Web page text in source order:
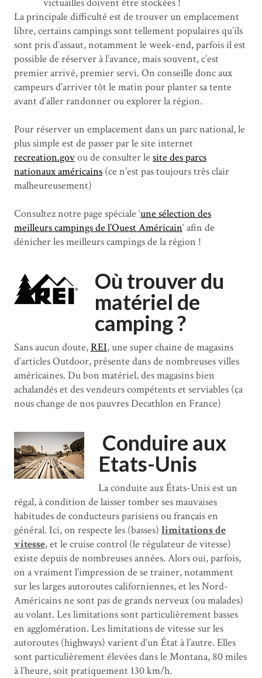
La principale difficulté est de trouver un emplacement
libre, certains campings sont tellement populaires qu’ils
sont pris d’assaut, notamment le week-end, parfois il est
possible de réserver à l’avance, mais souvent, c’est
premier arrivé, premier servi. On conseille donc aux
campeurs d’arriver tôt le matin pour planter sa tente
avant d’aller randonner ou explorer la région.
Pour réserver un emplacement dans un parc national, le
plus simple est de passer par le site internet
recreation.govou de consulter le site des parcs
nationaux américains (ce n’est pas toujours très clair
malheureusement)
Consultez notre page spéciale ‘une sélection des
meilleurs campings de l’Ouest Américain‘ afin de
dénicher les meilleurs campings de la région !
Où trouver du
matériel de
camping ?
Sans aucun doute,REI, une super chaine de magasins
d’articles Outdoor, présente dans de nombreuses villes
américaines. Du bon matériel, des magasins bien
achalandés et des vendeurs compétents et serviables (ça
nous change de nos pauvres Decathlon en France)
Conduire aux
Etats-Unis
La conduite aux États-Unis est un
régal, à condition de laisser tomber ses mauvaises
habitudes de conducteurs parisiens ou français en
général. Ici, on respecte les (basses) limitations de
vitesse, et le cruise control (le régulateur de vitesse)
existe depuis de nombreuses années. Alors oui, parfois,
on a vraiment l’impression de se trainer, notamment
sur les larges autoroutes californiennes, et les Nord-
Américains ne sont pas de grands nerveux (ou malades)
au volant. Les limitations sont particulièrement basses
en agglomération. Les limitations de vitesse sur les
autoroutes (highways) varient d’un État à l’autre. Elles
sont particulièrement élevées dans le Montana, 80 miles
à l’heure, soit pratiquement 130 km/h.